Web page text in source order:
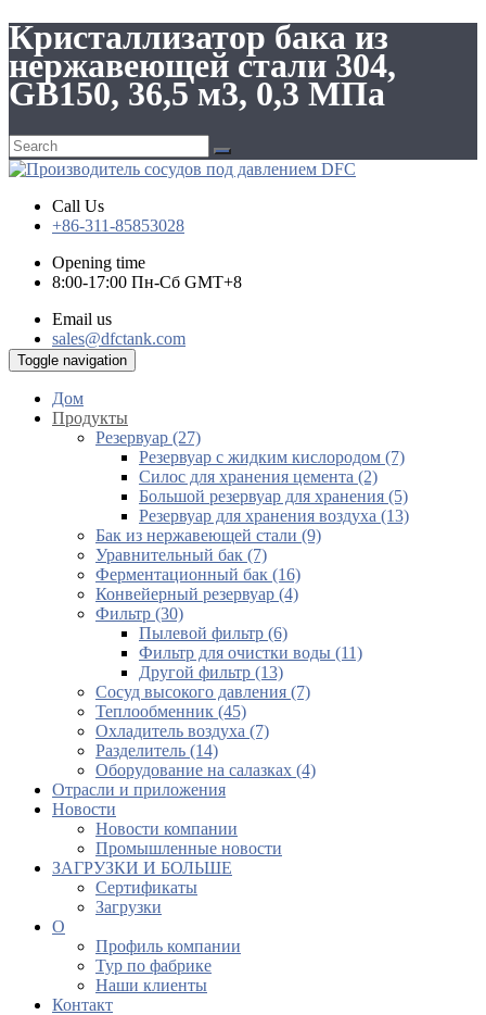
Кристаллизатор бака из
нержавеющей стали 304,
GB150, 36,5 м3, 0,3 МПа
Call Us
+86-311-85853028
Opening time
8:00-17:00 Пн-Сб GMT+8
Email us
sales@dfctank.com
Toggle navigation
Дом
Продукты
Резервуар (27)
Резервуар с жидким кислородом (7)
Силос для хранения цемента (2)
Большой резервуар для хранения (5)
Резервуар для хранения воздуха (13)
Бак из нержавеющей стали (9)
Уравнительный бак (7)
Ферментационный бак (16)
Конвейерный резервуар (4)
Фильтр (30)
Пылевой фильтр (6)
Фильтр для очистки воды (11)
Другой фильтр (13)
Сосуд высокого давления (7)
Теплообменник (45)
Охладитель воздуха (7)
Разделитель (14)
Оборудование на салазках (4)
Отрасли и приложения
Новости
Новости компании
Промышленные новости
ЗАГРУЗКИ И БОЛЬШЕ
Сертификаты
Загрузки
О
Профиль компании
Тур по фабрике
Наши клиенты
Контакт